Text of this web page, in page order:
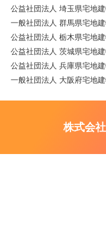
公益社団法人 埼玉県宅地
一般社団法人 群馬県宅地
公益社団法人 栃木県宅地
公益社団法人 茨城県宅地
公益社団法人 兵庫県宅地
一般社団法人 大阪府宅地
株式会